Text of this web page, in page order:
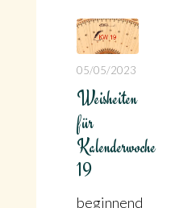
05/05/2023
Weisheiten
für
Kalenderwoche
19
beginnend